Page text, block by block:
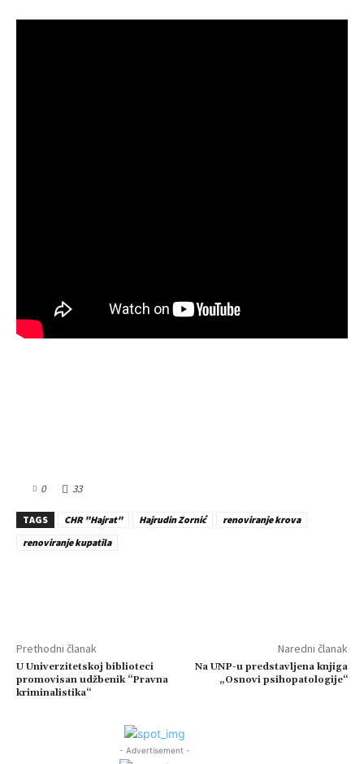
0 33
TAGS CHR "Hajrat" Hajrudin Zornić
renoviranje krova
renoviranje kupatila
Prethodni članak
U Univerzitetskoj biblioteci
promovisan udžbenik “Pravna
kriminalistika“
Naredni članak
Na UNP-u predstavljena knjiga
„Osnovi psihopatologije“
- Advertisement -